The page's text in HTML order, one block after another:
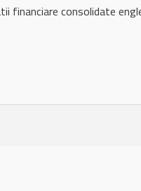
financiare consolidate